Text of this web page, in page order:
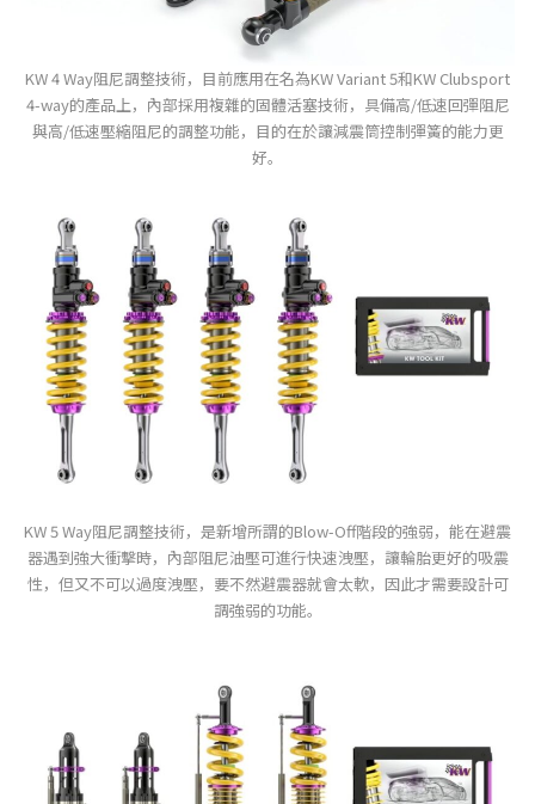
KW 4 Way阻尼調整技術，目前應用在名為KW Variant 5和KW Clubsport
4-way的產品上，內部採用複雜的固體活塞技術，具備高/低速回彈阻尼
與高/低速壓縮阻尼的調整功能，目的在於讓減震筒控制彈簧的能力更
好。
KW 5 Way阻尼調整技術，是新增所謂的Blow-Off階段的強弱，能在避震
器遇到強大衝擊時，內部阻尼油壓可進行快速洩壓，讓輪胎更好的吸震
性，但又不可以過度洩壓，要不然避震器就會太軟，因此才需要設計可
調強弱的功能。